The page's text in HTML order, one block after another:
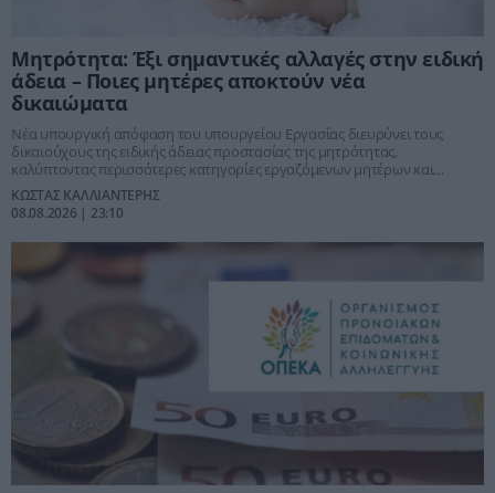
Μητρότητα: Έξι σημαντικές αλλαγές στην ειδική
άδεια – Ποιες μητέρες αποκτούν νέα
δικαιώματα
Νέα υπουργική απόφαση του υπουργείου Εργασίας διευρύνει τους
δικαιούχους της ειδικής άδειας προστασίας της μητρότητας,
καλύπτοντας περισσότερες κατηγορίες εργαζόμενων μητέρων και
επιλύοντας χρόνιες δυσλειτουργίες του συστήματος.
ΚΩΣΤΑΣ ΚΑΛΛΙΑΝΤΕΡΗΣ
08.08.2026 | 23:10